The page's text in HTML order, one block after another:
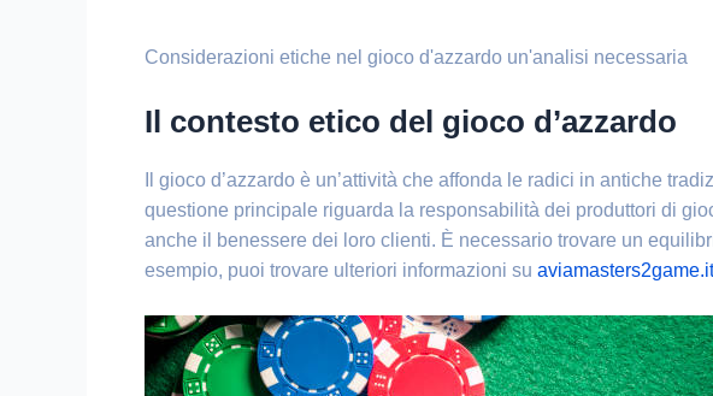
Considerazioni etiche nel gioco d'azzardo un'analisi necessaria
Il contesto etico del gioco d’azzardo
Il gioco d’azzardo è un’attività che affonda le radici in antiche
questione principale riguarda la responsabilità dei produttori di
anche il benessere dei loro clienti. È necessario trovare un
esempio, puoi trovare ulteriori informazioni su aviamasters2game.it